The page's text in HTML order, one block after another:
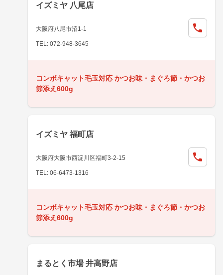
イズミヤ 八尾店
大阪府八尾市沼1-1
TEL: 072-948-3645
コンボキャット毛玉対応 かつお味・まぐろ節・かつお
節添え600g
イズミヤ 福町店
大阪府大阪市西淀川区福町3-2-15
TEL: 06-6473-1316
コンボキャット毛玉対応 かつお味・まぐろ節・かつお
節添え600g
まるとく市場 井高野店